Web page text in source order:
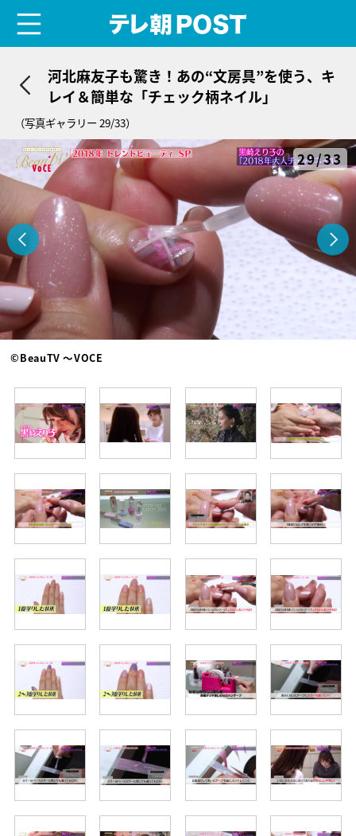
河北麻友子も驚き！あの“文房具”を使う、キ
レイ＆簡単な「チェック柄ネイル」
（写真ギャラリー 29/33）
29/33
©BeauTV ～VOCE